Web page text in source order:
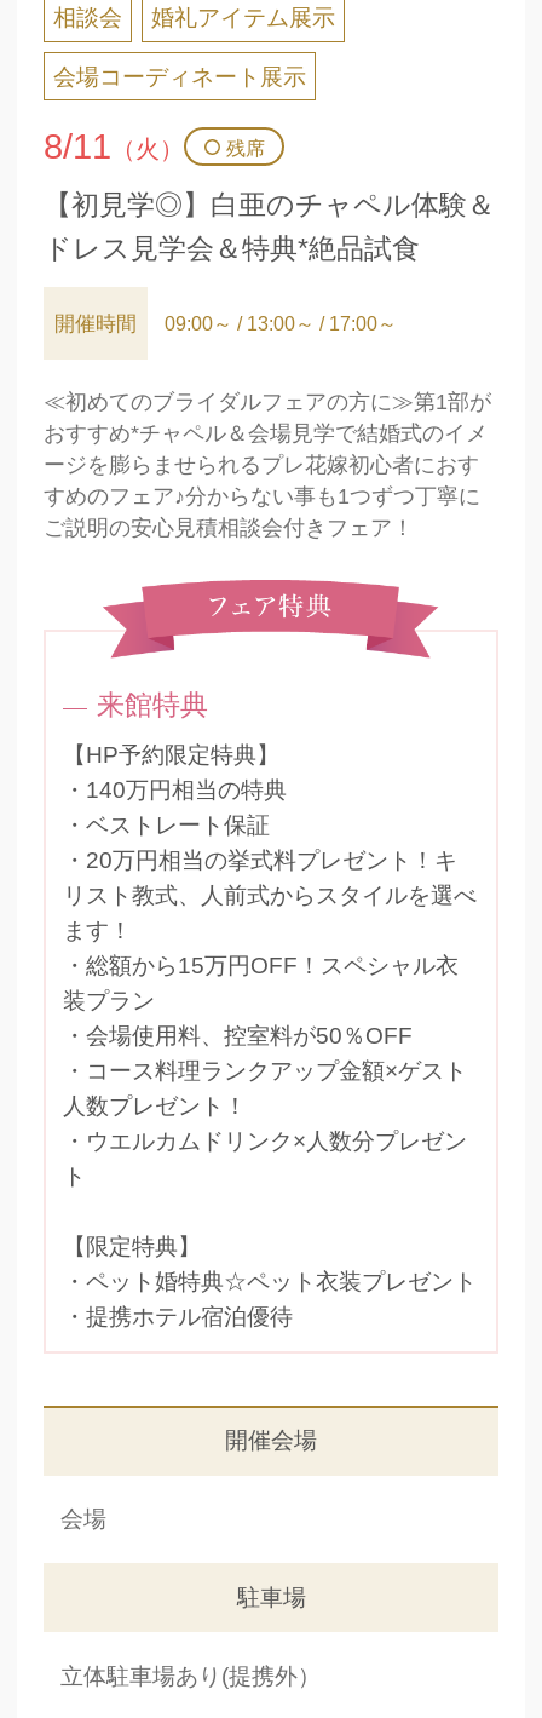
8/11 （火） 残席
相談会 婚礼アイテム展示
会場コーディネート展示
【初見学◎】白亜のチャペル体験＆
ドレス見学会＆特典*絶品試食
開催時間 09:00～ / 13:00～ / 17:00～
≪初めてのブライダルフェアの方に≫第1部が
おすすめ*チャペル＆会場見学で結婚式のイメ
ージを膨らませられるプレ花嫁初心者におす
すめのフェア♪分からない事も1つずつ丁寧に
ご説明の安心見積相談会付きフェア！
来館特典
【HP予約限定特典】
・140万円相当の特典
・ベストレート保証
・20万円相当の挙式料プレゼント！キ
リスト教式、人前式からスタイルを選べ
ます！
・総額から15万円OFF！スペシャル衣
装プラン
・会場使用料、控室料が50％OFF
・コース料理ランクアップ金額×ゲスト
人数プレゼント！
・ウエルカムドリンク×人数分プレゼン
ト
【限定特典】
・ペット婚特典☆ペット衣装プレゼント
・提携ホテル宿泊優待
開催会場
会場
駐車場
立体駐車場あり(提携外）